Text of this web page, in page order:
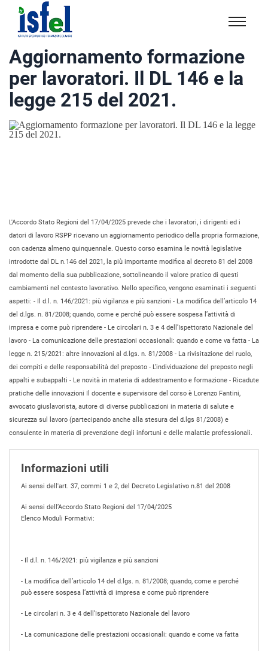
Isfel
Istituto
specialistico
formazione
e
lavoro
Aggiornamento formazione
per lavoratori. Il DL 146 e la
legge 215 del 2021.
L'Accordo Stato Regioni del 17/04/2025 prevede che i lavoratori, i dirigenti ed i
datori di lavoro RSPP ricevano un aggiornamento periodico della propria formazione,
con cadenza almeno quinquennale. Questo corso esamina le novità legislative
introdotte dal DL n.146 del 2021, la più importante modifica al decreto 81 del 2008
dal momento della sua pubblicazione, sottolineando il valore pratico di questi
cambiamenti nel contesto lavorativo. Nello specifico, vengono esaminati i seguenti
aspetti: - Il d.l. n. 146/2021: più vigilanza e più sanzioni - La modifica dell’articolo 14
del d.lgs. n. 81/2008; quando, come e perché può essere sospesa l’attività di
impresa e come può riprendere - Le circolari n. 3 e 4 dell’Ispettorato Nazionale del
lavoro - La comunicazione delle prestazioni occasionali: quando e come va fatta - La
legge n. 215/2021: altre innovazioni al d.lgs. n. 81/2008 - La rivisitazione del ruolo,
dei compiti e delle responsabilità del preposto - L’individuazione del preposto negli
appalti e subappalti - Le novità in materia di addestramento e formazione - Ricadute
pratiche delle innovazioni Il docente e supervisore del corso è Lorenzo Fantini,
avvocato giuslavorista, autore di diverse pubblicazioni in materia di salute e
sicurezza sul lavoro (partecipando anche alla stesura del d.lgs 81/2008) e
consulente in materia di prevenzione degli infortuni e delle malattie professionali.
Informazioni utili
Ai sensi dell'art. 37, commi 1 e 2, del Decreto Legislativo n.81 del 2008
Ai sensi dell’Accordo Stato Regioni del 17/04/2025
Elenco Moduli Formativi:
- Il d.l. n. 146/2021: più vigilanza e più sanzioni
- La modifica dell’articolo 14 del d.lgs. n. 81/2008; quando, come e perché
può essere sospesa l’attività di impresa e come può riprendere
- Le circolari n. 3 e 4 dell’Ispettorato Nazionale del lavoro
- La comunicazione delle prestazioni occasionali: quando e come va fatta